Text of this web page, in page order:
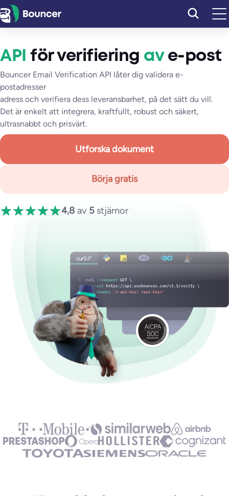
Hoppa
till
API för verifiering ave-post
Bouncer Email Verification API låter dig validera e-
postadresser
adress och verifiera dess leveransbarhet, på det sätt du vill.
Det är enkelt att integrera, kraftfullt, robust och säkert,
ultrasnabbt och prisvärt.
Utforska dokument
Börja gratis
4,8 av 5stjärnor